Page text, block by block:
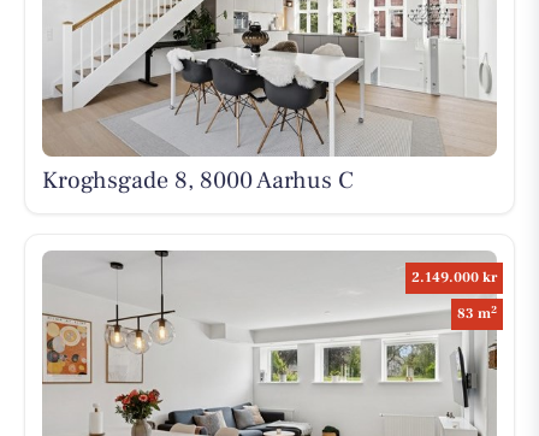
Kroghsgade 8, 8000 Aarhus C
2.149.000 kr
83 m2